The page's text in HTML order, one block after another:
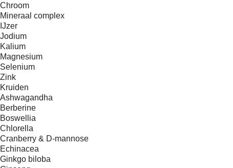
Chroom
Mineraal complex
IJzer
Jodium
Kalium
Magnesium
Selenium
Zink
Kruiden
Ashwagandha
Berberine
Boswellia
Chlorella
Cranberry & D-mannose
Echinacea
Ginkgo biloba